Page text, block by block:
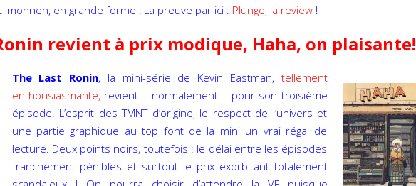
Imonnen, en grande forme ! La preuve par ici : Plunge, la review !
revient à prix modique, Haha, on plaisante!
The Last Ronin, la mini-série de Kevin Eastman, tellement
enthousiasmante,revient – normalement – pour son troisième
épisode. L’esprit des TMNT d’origine, le respect de l’univers et
une partie graphique au top font de la mini un vrai régal de
lecture. Deux points noirs, toutefois : le délai entre les épisodes
franchement pénibles et surtout le prix exorbitant totalement